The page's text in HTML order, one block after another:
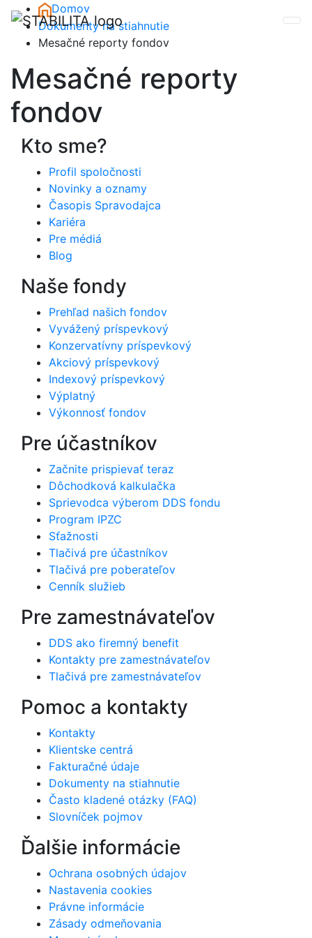
Skip to main content
Domov
Dokumenty na stiahnutie
Mesačné reporty fondov
Mesačné reporty
fondov
Kto sme?
Profil spoločnosti
Novinky a oznamy
Časopis Spravodajca
Kariéra
Pre médiá
Blog
Naše fondy
Prehľad našich fondov
Vyvážený príspevkový
Konzervatívny príspevkový
Akciový príspevkový
Indexový príspevkový
Výplatný
Výkonnosť fondov
Pre účastníkov
Začnite prispievať teraz
Dôchodková kalkulačka
Sprievodca výberom DDS fondu
Program IPZC
Sťažnosti
Tlačivá pre účastníkov
Tlačivá pre poberateľov
Cenník služieb
Pre zamestnávateľov
DDS ako firemný benefit
Kontakty pre zamestnávateľov
Tlačivá pre zamestnávateľov
Pomoc a kontakty
Kontakty
Klientske centrá
Fakturačné údaje
Dokumenty na stiahnutie
Často kladené otázky (FAQ)
Slovníček pojmov
Ďalšie informácie
Ochrana osobných údajov
Nastavenia cookies
Právne informácie
Zásady odmeňovania